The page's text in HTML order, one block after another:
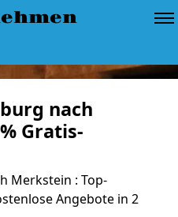
nach
Gratis-
Merkstein : Top-
Angebote in 2